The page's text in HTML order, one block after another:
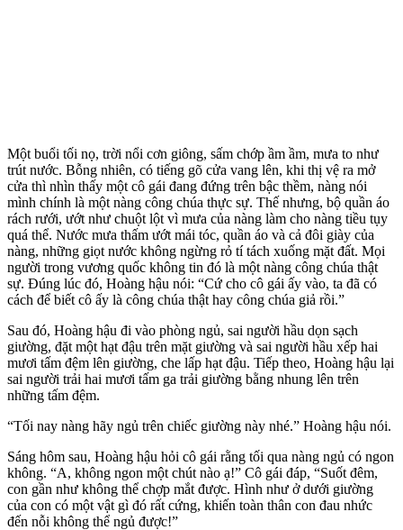
Một buổi tối nọ, trời nổi cơn giông, sấm chớp ầm ầm, mưa to như
trút nước. Bỗng nhiên, có tiếng gõ cửa vang lên, khi thị vệ ra mở
cửa thì nhìn thấy một cô gái đang đứng trên bậc thềm, nàng nói
mình chính là một nàng công chúa thực sự. Thế nhưng, bộ quần áo
rách rưới, ướt như chuột lột vì mưa của nàng làm cho nàng tiều tụy
quá thể. Nước mưa thấm ướt mái tóc, quần áo và cả đôi giày của
nàng, những giọt nước không ngừng rỏ tí tách xuống mặt đất. Mọi
người trong vương quốc không tin đó là một nàng công chúa thật
sự. Đúng lúc đó, Hoàng hậu nói: “Cứ cho cô gái ấy vào, ta đã có
cách để biết cô ấy là công chúa thật hay công chúa giả rồi.”
Sau đó, Hoàng hậu đi vào phòng ngủ, sai người hầu dọn sạch
giường, đặt một hạt đậu trên mặt giường và sai người hầu xếp hai
mươi tấm đệm lên giường, che lấp hạt đậu. Tiếp theo, Hoàng hậu lại
sai người trải hai mươi tấm ga trải giường bằng nhung lên trên
những tấm đệm.
“Tối nay nàng hãy ngủ trên chiếc giường này nhé.” Hoàng hậu nói.
Sáng hôm sau, Hoàng hậu hỏi cô gái rằng tối qua nàng ngủ có ngon
không. “A, không ngon một chút nào ạ!” Cô gái đáp, “Suốt đêm,
con gần như không thể chợp mắt được. Hình như ở dưới giường
của con có một vật gì đó rất cứng, khiến toàn thân con đau nhức
đến nỗi không thể ngủ được!”